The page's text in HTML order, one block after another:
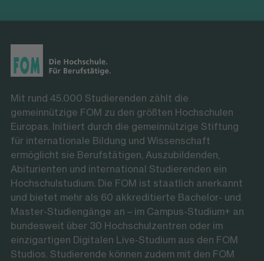
Mit rund 45.000 Studierenden zählt die
gemeinnützige FOM zu den größten Hochschulen
Europas. Initiiert durch die gemeinnützige Stiftung
für internationale Bildung und Wissenschaft
ermöglicht sie Berufstätigen, Auszubildenden,
Abiturienten und international Studierenden ein
Hochschulstudium. Die FOM ist staatlich anerkannt
und bietet mehr als 60 akkreditierte Bachelor- und
Master-Studiengänge an – im Campus-Studium+ an
bundesweit über 30 Hochschulzentren oder im
einzigartigen Digitalen Live-Studium aus den FOM
Studios. Studierende können zudem mit den FOM